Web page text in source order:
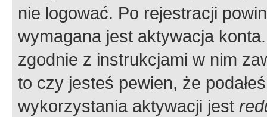
nie logować. Po rejestracji
wymagana jest aktywacja
zgodnie z instrukcjami w nim
to czy jesteś pewien, że
wykorzystania aktywacji jest